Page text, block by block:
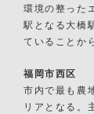
環境の整った
駅となる大橋
ていることか
福岡市西区
市内で最も農
リアとなる。